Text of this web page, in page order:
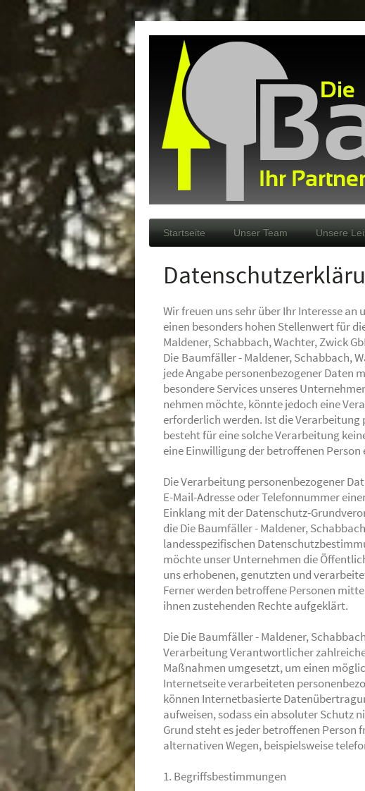
Startseite Unser Team Unsere
Wir freuen uns sehr über Ihr Interesse
einen besonders hohen Stellenwert für
Maldener, Schabbach, Wachter, Zwick
Die Baumfäller - Maldener, Schabbach,
jede Angabe personenbezogener Daten
besondere Services unseres
nehmen möchte, könnte jedoch eine
erforderlich werden. Ist die
besteht für eine solche Verarbeitung
eine Einwilligung der betroffenen Person
Die Verarbeitung personenbezogener
E-Mail-Adresse oder Telefonnummer
Einklang mit der Datenschutz-
die Die Baumfäller - Maldener,
landesspezifischen
möchte unser Unternehmen die
uns erhobenen, genutzten und
Ferner werden betroffene Personen
ihnen zustehenden Rechte aufgeklärt.
Die Die Baumfäller - Maldener,
Verarbeitung Verantwortlicher
Maßnahmen umgesetzt, um einen
Internetseite verarbeiteten
können Internetbasierte
aufweisen, sodass ein absoluter Schutz
Grund steht es jeder betroffenen Person
alternativen Wegen, beispielsweise
1. Begriffsbestimmungen